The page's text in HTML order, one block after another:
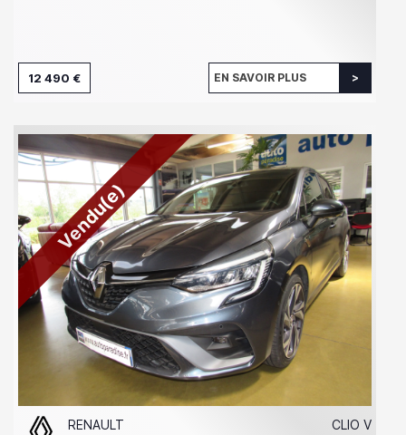
12 490 € EN SAVOIR PLUS
Vendu(e)
RENAULT CLIO V